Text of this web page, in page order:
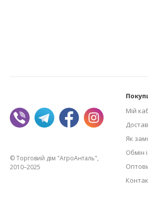
© Торговий дім "АгроАнталь",
2010–2025
Мій
Як
Обмін